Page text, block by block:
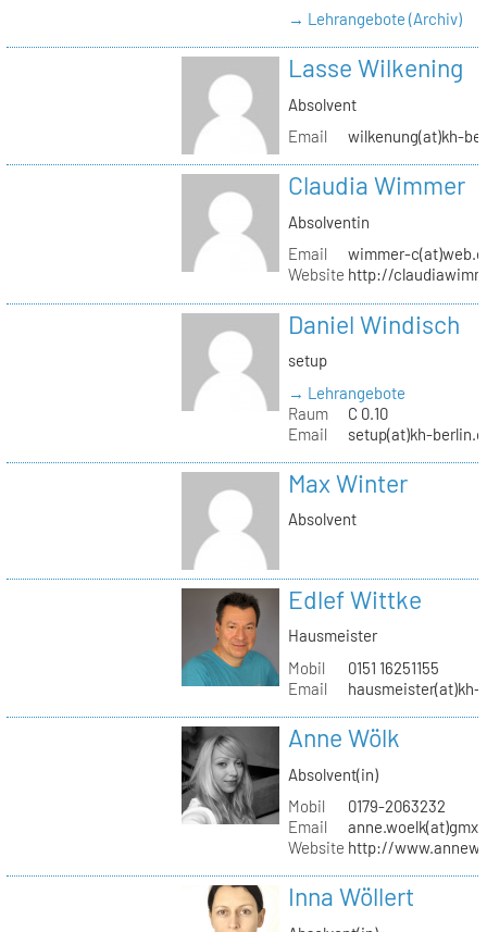
→ Lehrangebote (Archiv)
Lasse Wilkening
Absolvent
Email
wilkenung(at)kh-
Claudia Wimmer
Absolventin
Email
wimmer-
Website http://
Daniel Windisch
setup
→ Lehrangebote
Raum
C 0.10
Email
setup(at)kh-
Max Winter
Absolvent
Edlef Wittke
Hausmeister
Mobil
0151 16251155
Email
hausmeister(at)kh-
Anne Wölk
Absolvent(in)
Mobil
0179-2063232
Email
Website http://
Inna Wöllert